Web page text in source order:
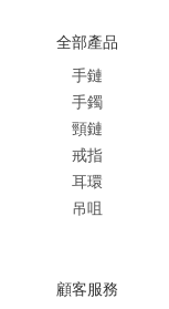
全部產品
手鏈
手鐲
頸鏈
戒指
耳環
吊咀
顧客服務